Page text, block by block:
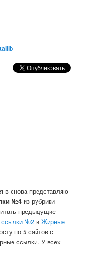
tallib
в снова представляю
№4 из рубрики
предыдущие
№2 иЖирные
по 5 сайтов с
ссылки. У всех